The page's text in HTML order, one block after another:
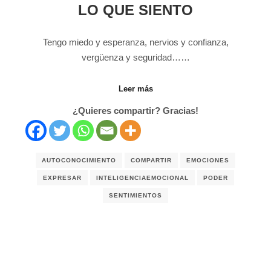
LO QUE SIENTO
Tengo miedo y esperanza, nervios y confianza,
vergüenza y seguridad……
Leer más
¿Quieres compartir? Gracias!
AUTOCONOCIMIENTO COMPARTIR EMOCIONES
EXPRESAR INTELIGENCIAEMOCIONAL PODER
SENTIMIENTOS